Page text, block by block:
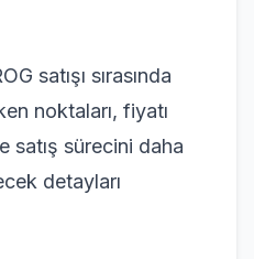
satışı sırasında
noktaları, fiyatı
satış sürecini daha
detayları